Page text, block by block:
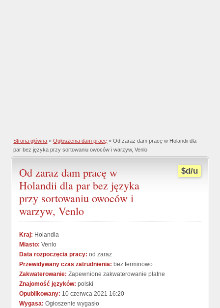
Strona główna »Ogłoszenia dam pracę » Od zaraz dam pracę w Holandii dla
par bez języka przy sortowaniu owoców i warzyw, Venlo
$d/u
Od zaraz dam pracę w
Holandii dla par bez języka
przy sortowaniu owoców i
warzyw, Venlo
Kraj: Holandia
Miasto: Venlo
Data rozpoczęcia pracy: od zaraz
Przewidywany czas zatrudnienia: bez terminowo
Zakwaterowanie: Zapewnione zakwaterowanie płatne
Znajomość języków: polski
Opublikowany: 10 czerwca 2021 16:20
Wygasa: Ogłoszenie wygasło